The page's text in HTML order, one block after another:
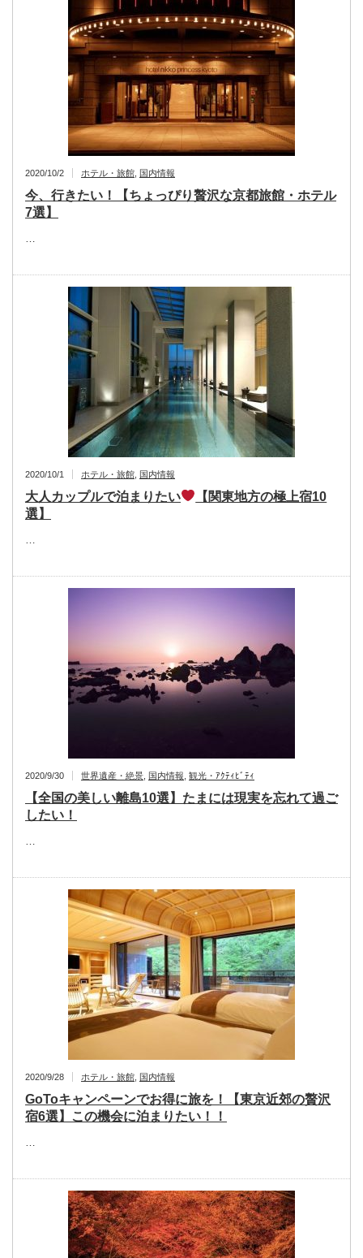
2020/10/2 ホテル・旅館 国内情報
今、行きたい！【ちょっぴり贅沢な京都旅館・ホテル
7選】
2020/10/1 ホテル・旅館 国内情報
大人カップルで泊まりたい
【関東地方の極上宿10
選】
2020/9/30 世界遺産・絶景 国内情報 観光・ｱｸﾃｨﾋﾞﾃｨ
【全国の美しい離島10選】たまには現実を忘れて過ご
したい！
2020/9/28 ホテル・旅館 国内情報
GoToキャンペーンでお得に旅を！【東京近郊の贅沢
宿6選】この機会に泊まりたい！！